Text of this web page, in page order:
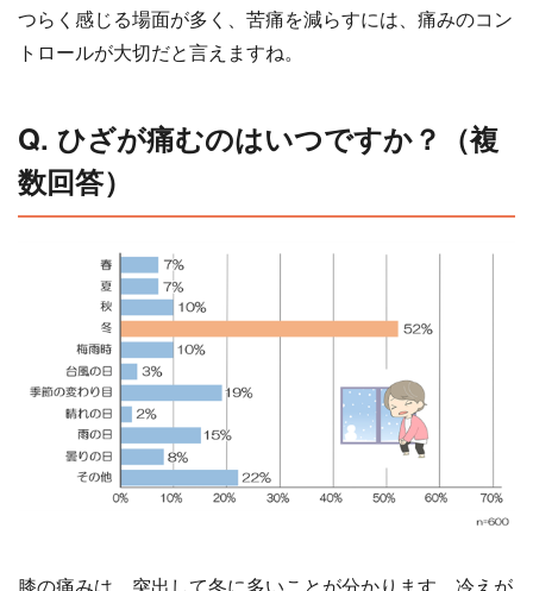
つらく感じる場面が多く、苦痛を減らすには、痛みのコン
トロールが大切だと言えますね。
Q. ひざが痛むのはいつですか？（複
数回答）